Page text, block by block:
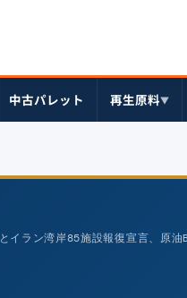
中古パレット 再生原料▼
とイラン湾岸85施設報復宣言、